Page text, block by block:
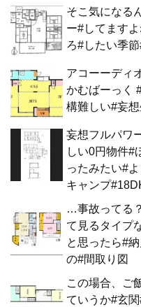
そこ気になる
ー#してます
ろ#したい季
アコーーディ
かむばーっく
構難しい#妄
妄想フルパワ
しい0円物件#
ったみたい#
キャンプ
…事故ってる
て見るタイプ
と思ったら#
の#間取り図
この場合、ご
ていうか#玄